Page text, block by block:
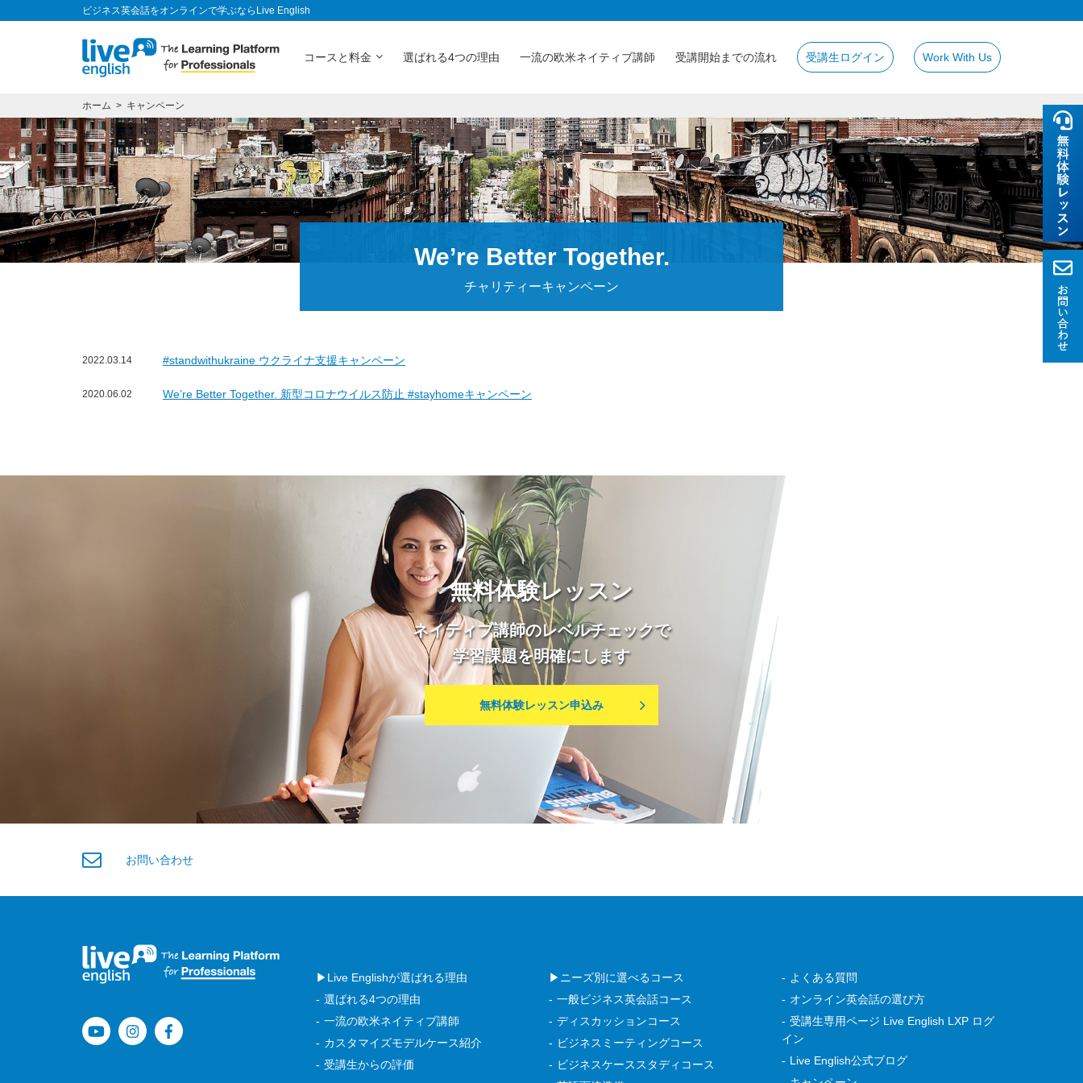
ビジネス英会話をオンラインで学ぶならLive English
コースと料金 選ばれる4つの理由 一流の欧米ネイティブ講師 受講開始までの流れ 受講生ログイン Work With Us
ホーム キャンペーン
We’re Better Together.
チャリティーキャンペーン
2022.03.14 #standwithukraine ウクライナ支援キャンペーン
2020.06.02 We’re Better Together. 新型コロナウイルス防止 #stayhomeキャンペーン
無料体験レッスン
ネイティブ講師のレベルチェックで
学習課題を明確にします
無料体験レッスン申込み
お問い合わせ
▶Live Englishが選ばれる理由
選ばれる4つの理由
一流の欧米ネイティブ講師
カスタマイズモデルケース紹介
受講生からの評価
▶ニーズ別に選べるコース
一般ビジネス英会話コース
ディスカッションコース
ビジネスミーティングコース
ビジネスケーススタディコース
よくある質問
オンライン英会話の選び方
受講生専用ページ Live English LXP ログ
イン
Live English公式ブログ